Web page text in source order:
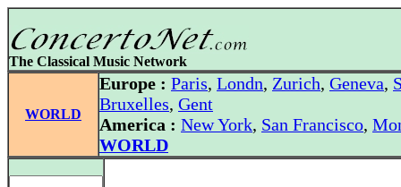
The Classical Music Network
WORLD
Europe : Paris, Londn, Zurich, Geneva,
Bruxelles, Gent
America : New York, San Francisco,
WORLD